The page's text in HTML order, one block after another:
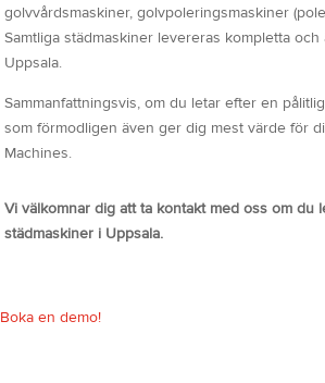
golvvårdsmaskiner, golvpoleringsmaskiner
Samtliga städmaskiner levereras kompletta
Uppsala.
Sammanfattningsvis, om du letar efter en
som förmodligen även ger dig mest värde för
Machines.
Vi välkomnar dig att ta kontakt med oss om
städmaskiner i Uppsala.
Boka en demo!